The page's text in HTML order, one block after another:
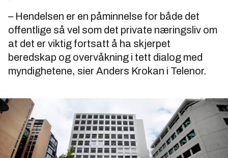
– Hendelsen er en påminnelse for både det
offentlige så vel som det private næringsliv om
at det er viktig fortsatt å ha skjerpet
beredskap og overvåkning i tett dialog med
myndighetene, sier Anders Krokan i Telenor.